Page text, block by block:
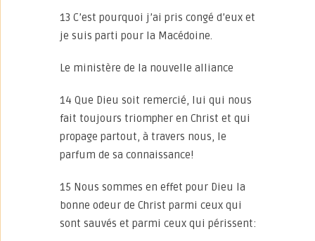
13 C’est pourquoi j’ai pris congé d’eux et
je suis parti pour la Macédoine.
Le ministère de la nouvelle alliance
14 Que Dieu soit remercié, lui qui nous
fait toujours triompher en Christ et qui
propage partout, à travers nous, le
parfum de sa connaissance!
15 Nous sommes en effet pour Dieu la
bonne odeur de Christ parmi ceux qui
sont sauvés et parmi ceux qui périssent: